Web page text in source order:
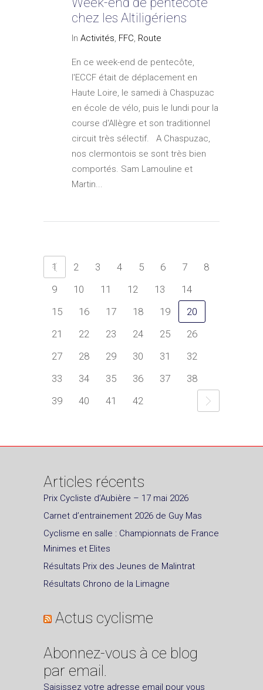
chez les Altiligériens
In Activités FFC Route
En ce week-end de pentecôte,
l'ECCF était de déplacement en
Haute Loire, le samedi à Chaspuzac
en école de vélo, puis le lundi pour la
course d'Allègre et son traditionnel
circuit très sélectif. A Chaspuzac,
nos clermontois se sont très bien
comportés. Sam Lamouline et
Martin...
1 2 3 4 5 6 7
8
9
10 11 12 13
14
15
16 17 18 19
20
21
22 23 24 25
26
27
28 29 30 31
32
33
34 35 36 37
38
39
40 41 42
Articles récents
Prix Cycliste d’Aubière – 17 mai 2026
Carnet d’entrainement 2026 de Guy Mas
Cyclisme en salle : Championnats de France
Minimes et Elites
Résultats Prix des Jeunes de Malintrat
Résultats Chrono de la Limagne
Actus cyclisme
Abonnez-vous à ce blog
par email.
Saisissez votre adresse email pour vous